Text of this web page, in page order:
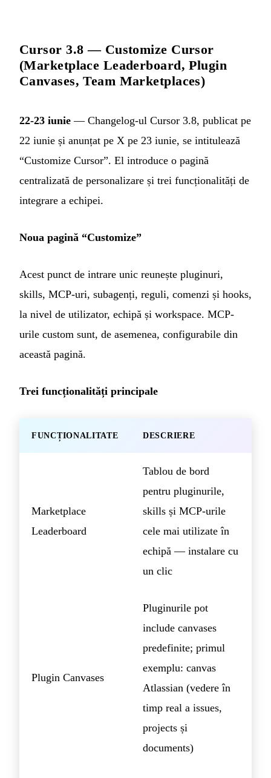
Cursor 3.8 — Customize Cursor
(Marketplace Leaderboard, Plugin
Canvases, Team Marketplaces)
22-23 iunie — Changelog-ul Cursor 3.8, publicat pe
22 iunie și anunțat pe X pe 23 iunie, se intitulează
“Customize Cursor”. El introduce o pagină
centralizată de personalizare și trei funcționalități de
integrare a echipei.
Noua pagină “Customize”
Acest punct de intrare unic reunește pluginuri,
skills, MCP-uri, subagenți, reguli, comenzi și hooks,
la nivel de utilizator, echipă și workspace. MCP-
urile custom sunt, de asemenea, configurabile din
această pagină.
Trei funcționalități principale
FUNCȚIONALITATE DESCRIERE
Marketplace
Leaderboard
Tablou de bord
pentru pluginurile,
skills și MCP-urile
cele mai utilizate în
echipă — instalare cu
un clic
Plugin Canvases
Pluginurile pot
include canvases
predefinite; primul
exemplu: canvas
Atlassian (vedere în
timp real a issues,
projects și
documents)